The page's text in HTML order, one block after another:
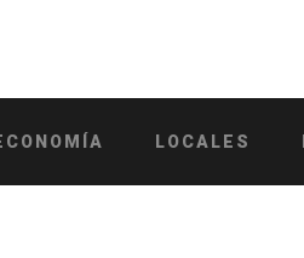
LOCALES